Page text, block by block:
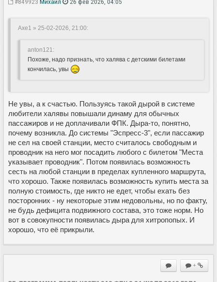
Axe1 » 25-02-2026, 21:00:
anton121:
Похоже, надо признать, что халява с детскими билетами
кончилась, увы
Не увы, а к счастью. Пользуясь такой дырой в системе
любители халявы повышали динаму для обычных
пассажиров и не доплачивали ФПК. Дыра-то, понятно,
почему возникла. До системы "Эспресс-3", если пассажир
не сел на своей станции, место считалось свободным и
проводник на него мог посадить любого с билетом "Места
указывает проводник". Потом появилась возможность
сесть на любой станции в пределах купленного маршрута,
что хорошо. Также появилась возможность купить места за
полную стоимость, где никто не едет, чтобы ехать без
посторонних - ну некоторые этим недовольны, но по факту,
не будь дефицита подвижного состава, это тоже норм. Но
вот в совокупности появилась дыра для хитропопых. И
хорошо, что её прикрыли.
+